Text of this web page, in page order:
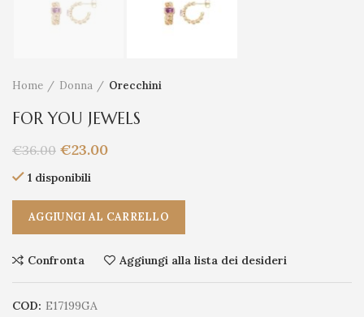
Home Donna Orecchini
FOR YOU JEWELS
€36.00 €23.00
1 disponibili
AGGIUNGI AL CARRELLO
Confronta Aggiungi alla lista dei desideri
COD: E17199GA